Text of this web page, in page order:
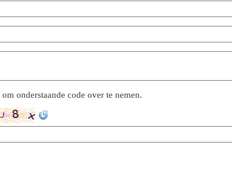
onderstaande code over te nemen.